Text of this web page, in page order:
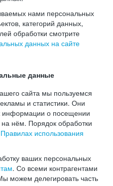
нами персональных
категорий данных,
обработки смотрите
данных на сайте
данные
сайта мы пользуемся
и статистики. Они
информации о посещении
нём. Порядок обработки
Правилах использования
ваших персональных
. Со всеми контрагентами
можем делегировать часть